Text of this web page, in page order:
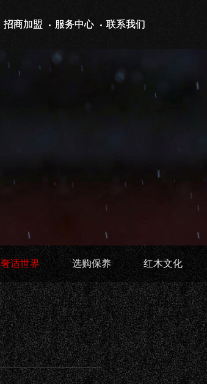
招商加盟 服务中心 联系我们
奢适世界 选购保养 红木文化